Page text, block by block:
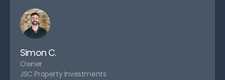
Simon C.
Owner
JSC Property Investments